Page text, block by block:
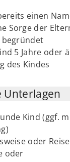
einen
Sorge der
begründet
5 Jahre oder
des Kindes
Unterlagen
Kind (ggf.
oder
oder